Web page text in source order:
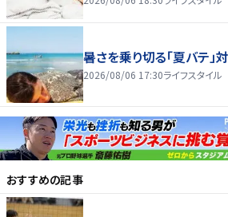
暑さを乗り切る「夏バテ」
2026/08/06 17:30ライフスタイル
おすすめの記事